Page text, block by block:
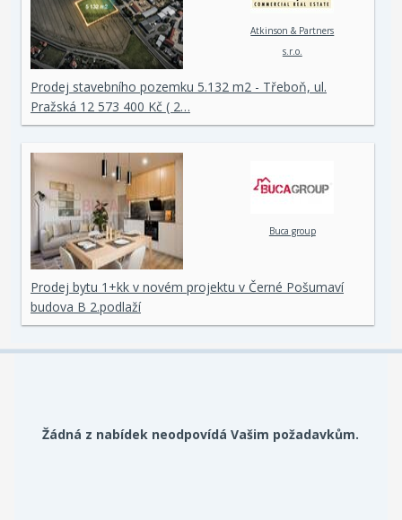
Atkinson & Partners
s.r.o.
Prodej stavebního pozemku 5.132 m2 - Třeboň, ul.
Pražská 12 573 400 Kč ( 2…
Buca group
Prodej bytu 1+kk v novém projektu v Černé Pošumaví
budova B 2.podlaží
Žádná z nabídek neodpovídá Vašim požadavkům.